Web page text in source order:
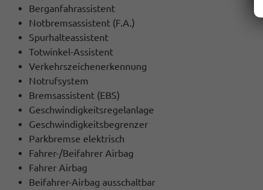
Berganfahrassistent
Notbremsassistent (F.A.)
Spurhalteassistent
Totwinkel-Assistent
Verkehrszeichenerkennung
Notrufsystem
Bremsassistent (EBS)
Geschwindigkeitsregelanlage
Geschwindigkeitsbegrenzer
Parkbremse elektrisch
Fahrer-/Beifahrer Airbag
Fahrer Airbag
Beifahrer-Airbag ausschaltbar